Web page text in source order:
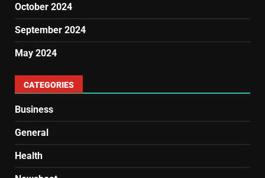
October 2024
September 2024
May 2024
CATEGORIES
Business
General
Health